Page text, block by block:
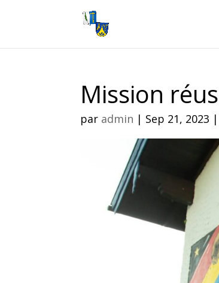
Mission
par admin | Sep 21, 2023 |